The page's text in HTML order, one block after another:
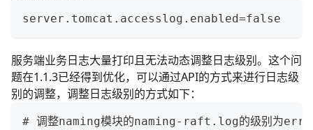
server.tomcat.accesslog.enabled=false
服务端业务日志大量打印且无法动态调整日志级别。这个问
题在1.1.3已经得到优化，可以通过API的方式来进行日志级
别的调整，调整日志级别的方式如下：
# 调整naming模块的naming-raft.log的级别为